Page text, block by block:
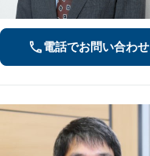
電話でお問い合わせ